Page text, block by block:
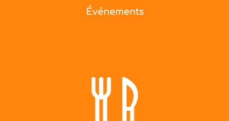
Événements